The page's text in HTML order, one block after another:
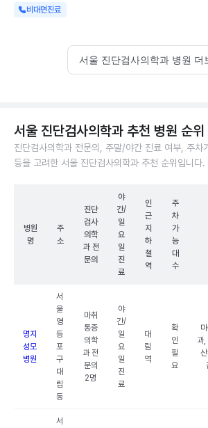
비대면진료
서울 진단검사의학과 병원 더
서울 진단검사의학과 추천 병원 순
진단검사의학과 전문의, 주말/야간 진료 여부, 주차
등을 고려한 서울 진단검사의학과 추천 순위입니다.
병원
명
주
소
진단
검사
의학
과 전
문의
야
간/
일
요
일
진
료
인
근
지
하
철
역
주
차
가
능
대
수
명지
성모
병원
서
울
영
등
포
구
대
림
동
마취
통증
의학
과 전
문의
2명
야
간/
일
요
일
진
료
대
림
역
확
인
필
요
과,
서